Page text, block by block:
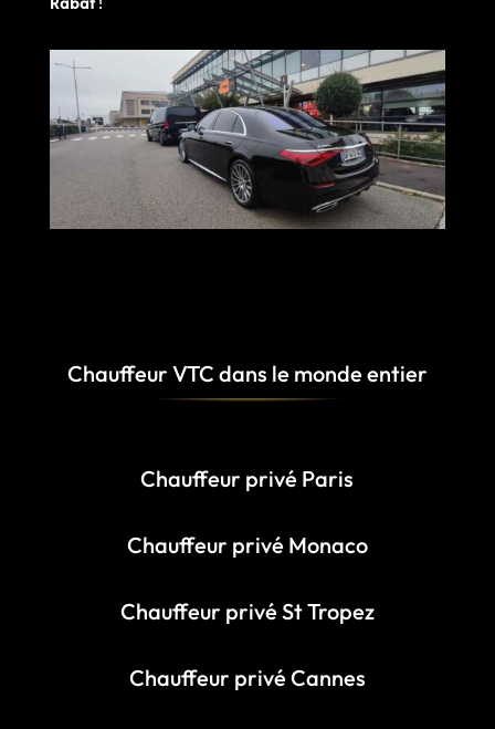
Chauffeur VTC dans le monde entier
Chauffeur privé Paris
Chauffeur privé Monaco
Chauffeur privé St Tropez
Chauffeur privé Cannes